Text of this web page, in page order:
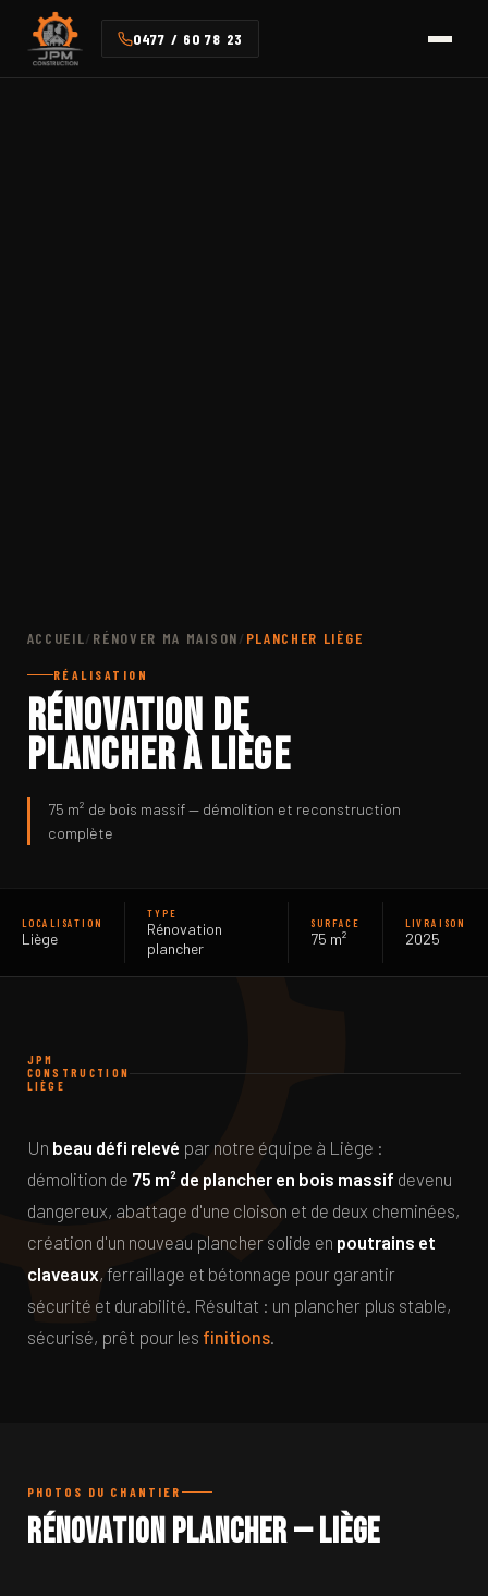
0477 / 60 78 23
ACCUEIL/ RÉNOVER MA MAISON/ PLANCHER LIÈGE
RÉALISATION
Rénovation de
plancher à Liège
75 m² de bois massif — démolition et reconstruction
complète
LOCALISATION
Liège
TYPE
Rénovation
plancher
SURFACE
75 m²
LIVRAISON
2025
JPM
CONSTRUCTION
LIÈGE
Un beau défi relevé par notre équipe à Liège :
démolition de 75 m² de plancher en bois massif devenu
dangereux, abattage d'une cloison et de deux cheminées,
création d'un nouveau plancher solide en poutrains et
claveaux, ferraillage et bétonnage pour garantir
sécurité et durabilité. Résultat : un plancher plus stable,
sécurisé, prêt pour les finitions.
PHOTOS DU CHANTIER
Rénovation plancher — Liège